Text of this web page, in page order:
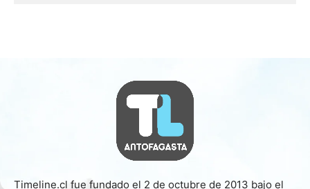
Timeline.cl fue fundado el 2 de octubre de 2013 bajo el